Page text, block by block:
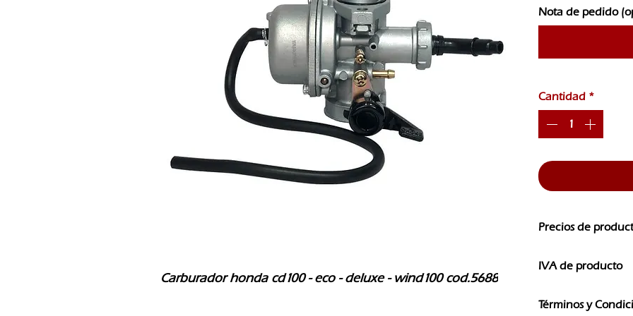
Carburador honda cd100 - eco - deluxe - wind100 cod.5688
Nota de pedido
Cantidad *
Precios de
CAMBIOS SIN
IVA de producto
IVA
Términos y